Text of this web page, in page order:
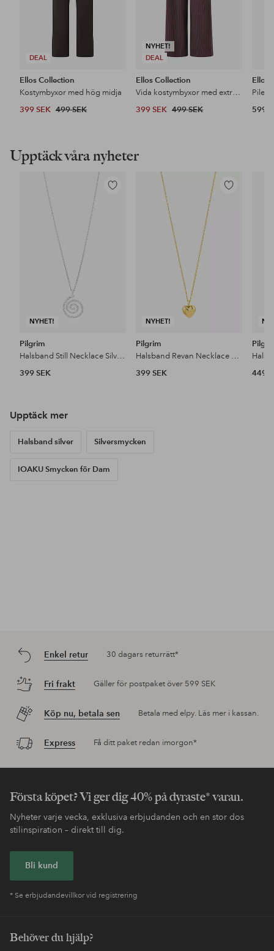
DEAL
Ellos Collection
Kostymbyxor med hög midja
399 SEK 499 SEK
NYHET!
DEAL
Ellos Collection
Vida kostymbyxor med extra hög midja
399 SEK 499 SEK
Ellos
599
Upptäck våra nyheter
NYHET!
Lägg
Pilgrim
Halsband Still Necklace Silver-plated
399 SEK
NYHET!
Lägg
Pilgrim
Halsband Revan Necklace Gold-plated
399 SEK
449
Upptäck mer
Halsband silver Silversmycken
IOAKU Smycken för Dam
Enkel retur 30 dagars returrätt*
Fri frakt Gäller för postpaket över 599 SEK
Köp nu, betala sen Betala med elpy. Läs mer i kassan.
Express Få ditt paket redan imorgon*
Första köpet? Vi ger dig 40% på dyraste* varan.
Nyheter varje vecka, exklusiva erbjudanden och en stor dos
stilinspiration – direkt till dig.
Bli kund
* Se erbjudandevillkor vid registrering
Behöver du hjälp?